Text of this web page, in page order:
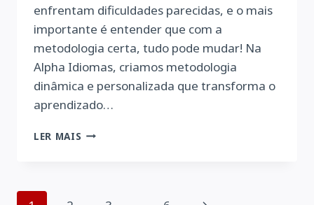
enfrentam dificuldades parecidas, e o mais
importante é entender que com a
metodologia certa, tudo pode mudar! Na
Alpha Idiomas, criamos metodologia
dinâmica e personalizada que transforma o
aprendizado…
LER MAIS NÃO